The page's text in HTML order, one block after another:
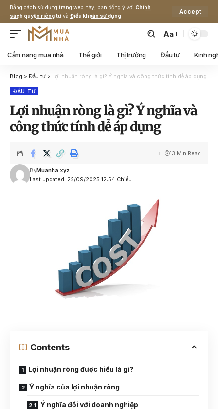
Bằng cách sử dụng trang web này, bạn đồng ý với Chính
sách quyền riêng tư và Điều khoản sử dụng.
Accept
Aa
Cẩm nang mua nhà Thế giới Thị trường Đầu tư Kinh
Blog > Đầu tư > Lợi nhuận ròng là gì? Ý nghĩa và công thức tính dễ áp dụng
ĐẦU TƯ
Lợi nhuận ròng là gì? Ý nghĩa và
công thức tính dễ áp dụng
Last updated: 22/09/2025 12:54 Chiều
ByMuanha.xyz
13 Min Read
Contents
Lợi nhuận ròng được hiểu là gì?
Ý nghĩa của lợi nhuận ròng
Ý nghĩa đối với doanh nghiệp